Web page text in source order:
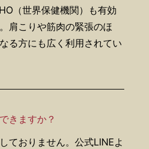
（世界保健機関）も有効
肩こりや筋肉の緊張のほ
る方にも広く利用されてい
きますか？
ておりません。公式LINEよ